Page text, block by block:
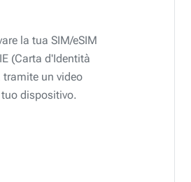
la tua SIM/eSIM
(Carta d'Identità
tramite un video
dispositivo.